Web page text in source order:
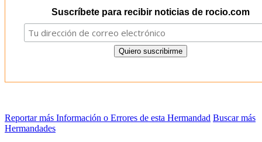
Suscríbete para recibir noticias de rocio.com
Reportar más Información o Errores de esta Hermandad Buscar más
Hermandades